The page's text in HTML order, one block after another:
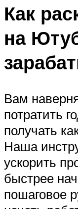
Как
на
Вам
потратить
получать
Наша
ускорить
быстрее
пошаговое